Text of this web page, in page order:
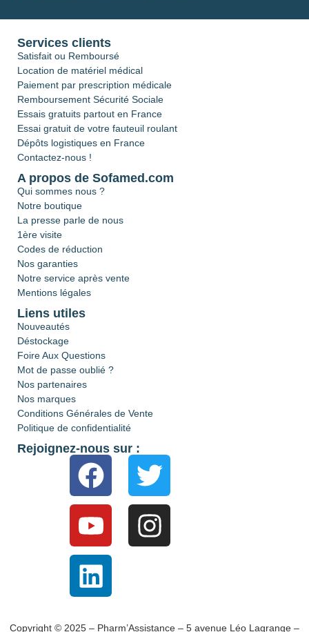
Services clients
Satisfait ou Remboursé
Location de matériel médical
Paiement par prescription médicale
Remboursement Sécurité Sociale
Essais gratuits partout en France
Essai gratuit de votre fauteuil roulant
Dépôts logistiques en France
Contactez-nous !
A propos de Sofamed.com
Qui sommes nous ?
Notre boutique
La presse parle de nous
1ère visite
Codes de réduction
Nos garanties
Notre service après vente
Mentions légales
Liens utiles
Nouveautés
Déstockage
Foire Aux Questions
Mot de passe oublié ?
Nos partenaires
Nos marques
Conditions Générales de Vente
Politique de confidentialité
Rejoignez-nous sur :
Copyright © 2025 – Pharm’Assistance – 5 avenue Léo Lagrange –